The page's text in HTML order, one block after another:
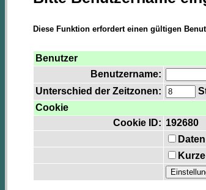
Diese Funktion erfordert einen gültigen
Benutzer
Benutzername:
Unterschied der Zeitzonen:
Cookie
Cookie ID: 192680